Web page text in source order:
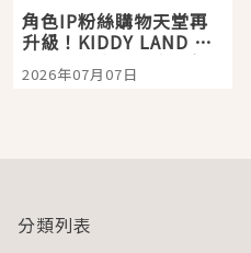
角色IP粉絲購物天堂再
升級！KIDDY LAND 原
宿店吉伊卡哇迎客，新
開幕 OMOKADO 店3分
2026年07月07日
分類列表